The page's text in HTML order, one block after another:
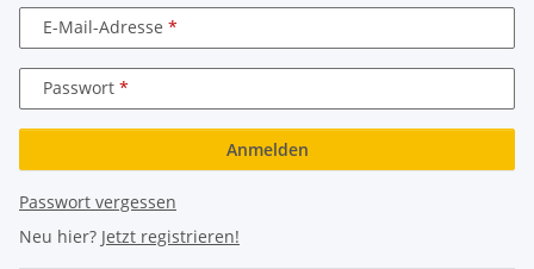
E-Mail-Adresse
Passwort
Anmelden
Passwort vergessen
Neu hier? Jetzt registrieren!